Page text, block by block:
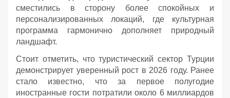
сместились в сторону более спокойных и
персонализированных локаций, где культурная
программа гармонично дополняет природный
ландшафт.
Стоит отметить, что туристический сектор Турции
демонстрирует уверенный рост в 2026 году. Ранее
стало известно, что за первое полугодие
иностранные гости потратили около 6 миллиардов